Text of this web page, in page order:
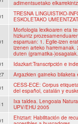
adimentsuetako
TRESNA LINGUISTIKO-
ESKOLETAKO UMEENTZAT
Morfologia lexikoaren eta
hizkuntz
esparruan: 1. Egile-izen
izenen arteko
duten (gramatika-)osagaiak.
Idazkari:Transcripción e
Argazkien gaineko bilaketa
CESS-ECE: Corpus
del español, catalán y
Ixa taldea. Lengoaia
UPV/EHU 2005
Ehiztari: Habilitación de